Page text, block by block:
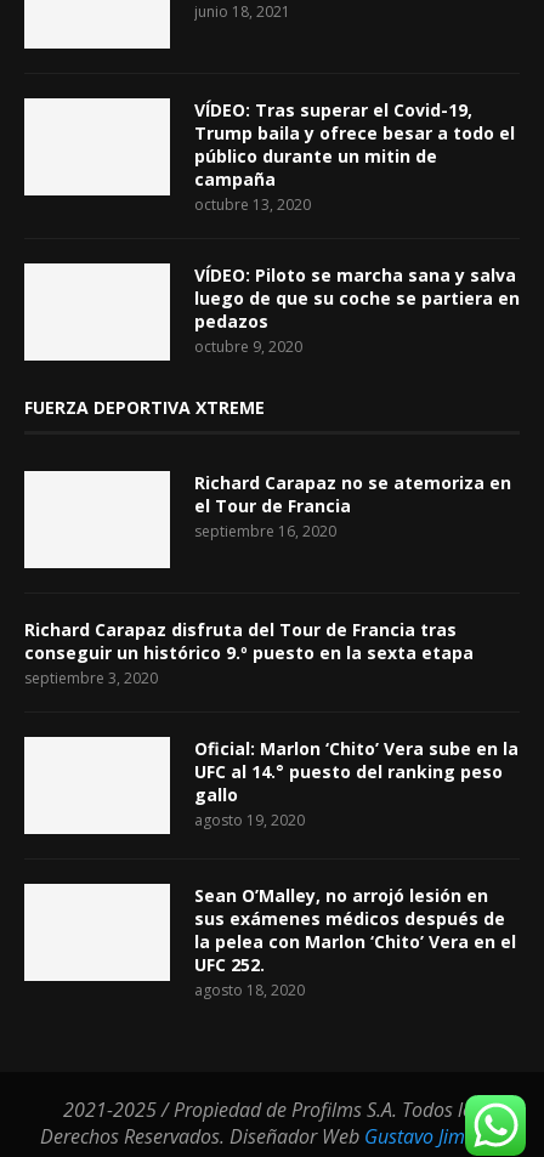
junio 18, 2021
VÍDEO: Tras superar el Covid-19,
Trump baila y ofrece besar a todo el
público durante un mitin de
campaña
octubre 13, 2020
VÍDEO: Piloto se marcha sana y salva
luego de que su coche se partiera en
pedazos
octubre 9, 2020
FUERZA DEPORTIVA XTREME
Richard Carapaz no se atemoriza en
el Tour de Francia
septiembre 16, 2020
Richard Carapaz disfruta del Tour de Francia tras
conseguir un histórico 9.º puesto en la sexta etapa
septiembre 3, 2020
Oficial: Marlon ‘Chito’ Vera sube en la
UFC al 14.° puesto del ranking peso
gallo
agosto 19, 2020
Sean O’Malley, no arrojó lesión en
sus exámenes médicos después de
la pelea con Marlon ‘Chito’ Vera en el
UFC 252.
agosto 18, 2020
2021-2025 / Propiedad de Profilms S.A. Todos los
Derechos Reservados. Diseñador Web Gustavo Jimenez